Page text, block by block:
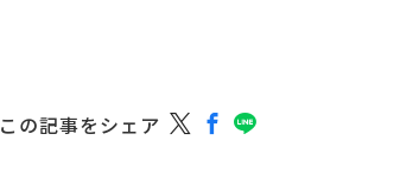
この記事をシェア